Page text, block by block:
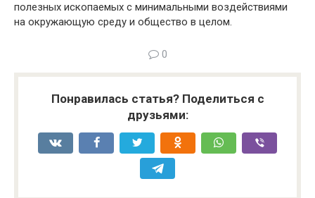
полезных ископаемых с минимальными воздействиями
на окружающую среду и общество в целом.
0
Понравилась статья? Поделиться с
друзьями: